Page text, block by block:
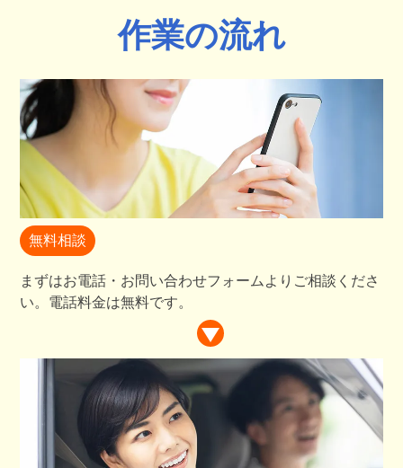
作業の流れ
無料相談
まずはお電話・お問い合わせフォームよりご相談くださ
い。電話料金は無料です。